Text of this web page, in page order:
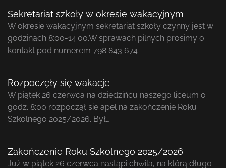
Sekretariat szkoły w okresie wakacyjnym
W okresie wakacyjnym sekretariat szkoły czynny jest w
godzinach 8:00-14:00.W sprawach pilnych prosimy o
kontakt pod numerem 798 843 674
Rozpoczęły się wakacje
W piątek 26 czerwca na dziedzińcu naszego liceum o
godz. 8:00 rozpoczął się apel na zakończenie Roku
Szkolnego 2025/2026. Był…
Zakończenie Roku Szkolnego 2025/2026
Już w piątek 26 czerwca nastąpi chwila, na którą długo